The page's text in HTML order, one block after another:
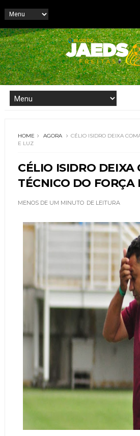
HOME AGORA
CÉLIO ISIDRO DEIXA
E LUZ
CÉLIO ISIDRO DEIXA
TÉCNICO DO FORÇA
MENOS DE UM MINUTO DE LEITURA